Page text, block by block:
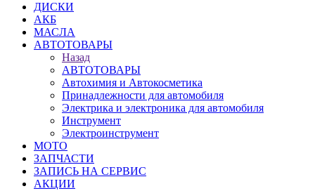
ДИСКИ
АКБ
МАСЛА
АВТОТОВАРЫ
Назад
АВТОТОВАРЫ
Автохимия и Автокосметика
Принадлежности для автомобиля
Электрика и электроника для автомобиля
Инструмент
Электроинструмент
МОТО
ЗАПЧАСТИ
ЗАПИСЬ НА СЕРВИС
АКЦИИ